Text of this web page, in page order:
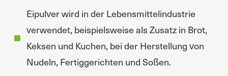
Eipulver wird in der Lebensmittelindustrie
verwendet, beispielsweise als Zusatz in Brot,
Keksen und Kuchen, bei der Herstellung von
Nudeln, Fertiggerichten und Soßen.